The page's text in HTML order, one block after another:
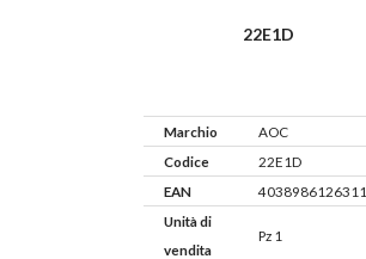
22E1D
Marchio
AOC
Codice
22E1D
EAN
4038986126311
Unità di
vendita
Pz 1